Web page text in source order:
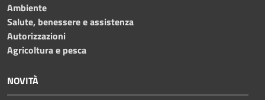
Ambiente
Salute, benessere e assistenza
Autorizzazioni
Agricoltura e pesca
NOVITÀ